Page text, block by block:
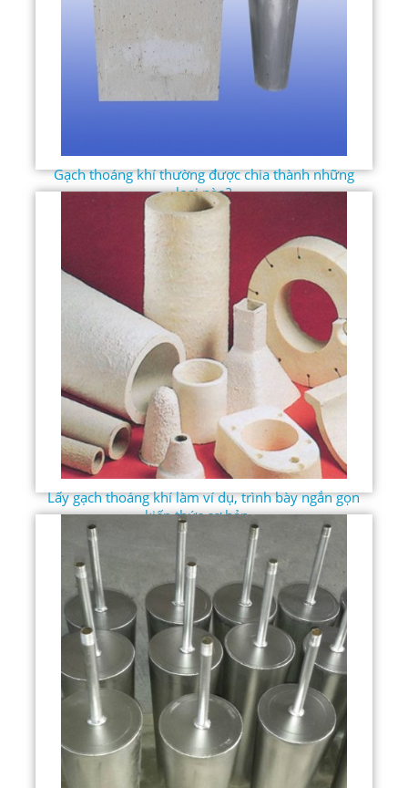
Gạch thoáng khí thường được chia thành những
loại nào?
Lấy gạch thoáng khí làm ví dụ, trình bày ngắn gọn
kiến ​​thức cơ bản ...